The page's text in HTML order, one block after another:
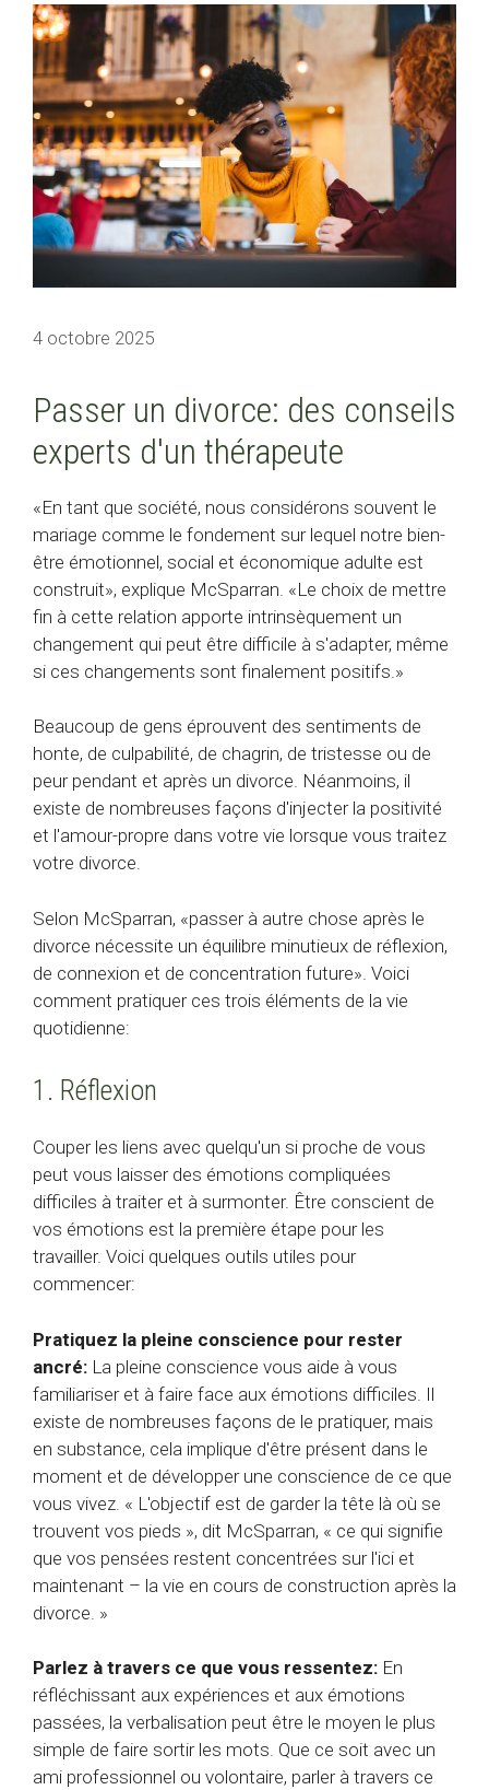
4 octobre 2025
Passer un divorce: des conseils
experts d'un thérapeute
«En tant que société, nous considérons souvent le
mariage comme le fondement sur lequel notre bien-
être émotionnel, social et économique adulte est
construit», explique McSparran. «Le choix de mettre
fin à cette relation apporte intrinsèquement un
changement qui peut être difficile à s'adapter, même
si ces changements sont finalement positifs.»
Beaucoup de gens éprouvent des sentiments de
honte, de culpabilité, de chagrin, de tristesse ou de
peur pendant et après un divorce. Néanmoins, il
existe de nombreuses façons d'injecter la positivité
et l'amour-propre dans votre vie lorsque vous traitez
votre divorce.
Selon McSparran, «passer à autre chose après le
divorce nécessite un équilibre minutieux de réflexion,
de connexion et de concentration future». Voici
comment pratiquer ces trois éléments de la vie
quotidienne:
1. Réflexion
Couper les liens avec quelqu'un si proche de vous
peut vous laisser des émotions compliquées
difficiles à traiter et à surmonter. Être conscient de
vos émotions est la première étape pour les
travailler. Voici quelques outils utiles pour
commencer:
Pratiquez la pleine conscience pour rester
ancré: La pleine conscience vous aide à vous
familiariser et à faire face aux émotions difficiles. Il
existe de nombreuses façons de le pratiquer, mais
en substance, cela implique d'être présent dans le
moment et de développer une conscience de ce que
vous vivez. « L'objectif est de garder la tête là où se
trouvent vos pieds », dit McSparran, « ce qui signifie
que vos pensées restent concentrées sur l'ici et
maintenant – la vie en cours de construction après la
divorce. »
Parlez à travers ce que vous ressentez: En
réfléchissant aux expériences et aux émotions
passées, la verbalisation peut être le moyen le plus
simple de faire sortir les mots. Que ce soit avec un
ami professionnel ou volontaire, parler à travers ce